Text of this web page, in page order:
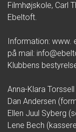
Filmhøjskole, Carl
Ebeltoft.
Information: www.
på mail:
Klubbens
Anna-Klara
Dan Andersen
Ellen Juul Syberg
Lene Bech